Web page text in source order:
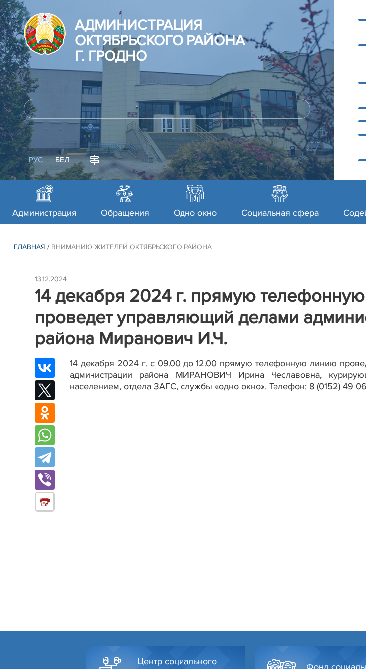
АДМИНИСТРАЦИЯ
ОКТЯБРЬСКОГО РАЙОНА
Г. ГРОДНО
РУС БЕЛ
Администрация Обращения Одно окно Социальная сфера
ГЛАВНАЯ / ВНИМАНИЮ ЖИТЕЛЕЙ ОКТЯБРЬСКОГО РАЙОНА
13.12.2024
14 декабря 2024 г. прямую
проведет управляющий делами
района Миранович И.Ч.
14 декабря 2024 г. с 09.00 до 12.00 прямую телефонную линию
администрации района МИРАНОВИЧ Ирина Чеславовна,
населением, отдела ЗАГС, службы «одно окно». Телефон: 8 (0152) 49
Центр социального
Фонд